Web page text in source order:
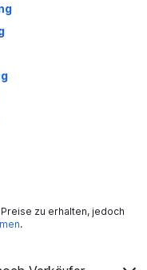
zu erhalten, jedoch
.